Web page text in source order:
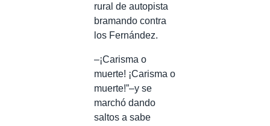
rural de autopista
bramando contra
los Fernández.
–¡Carisma o
muerte! ¡Carisma o
muerte!”–y se
marchó dando
saltos a sabe